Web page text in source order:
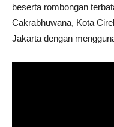
beserta rombongan
Cakrabhuwana, Kota
Jakarta dengan